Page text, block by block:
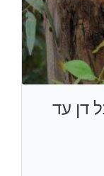
- מקטע 1: תל דן עד